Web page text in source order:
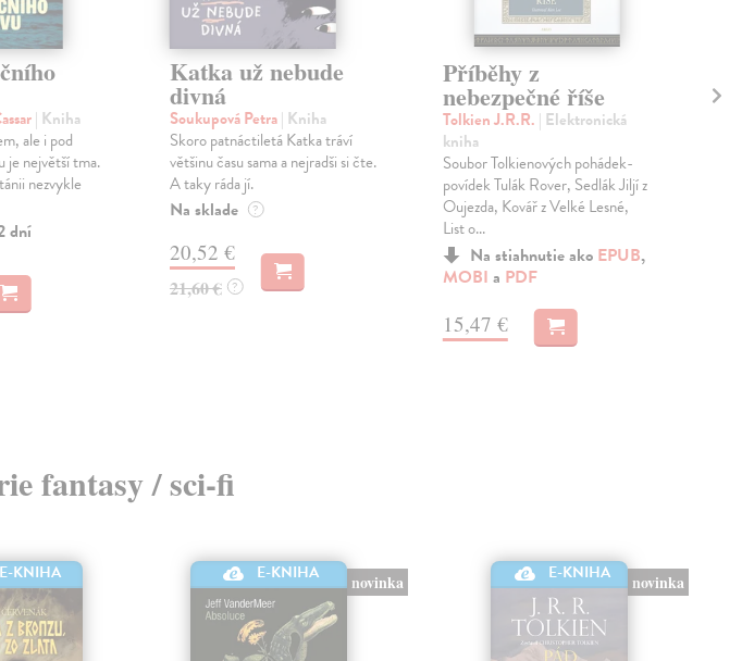
| Kniha
ale i pod
je největší tma.
nezvykle
dní
Katka už nebude
divná
Soukupová Petra| Kniha
Skoro patnáctiletá Katka tráví
většinu času sama a nejradši si čte.
A taky ráda jí.
Na sklade ?
20,52 €
21,60 € ?
Příběhy z
nebezpečné říše
Tolkien J.R.R. | Elektronická
kniha
Soubor Tolkienových pohádek-
povídek Tulák Rover, Sedlák Jiljí z
Oujezda, Kovář z Velké Lesné,
List o...
Na stiahnutie ako EPUB,
MOBI a PDF
15,47 €
fantasy / sci-fi
E-KNIHA E-KNIHA novinka E-KNIHA novinka